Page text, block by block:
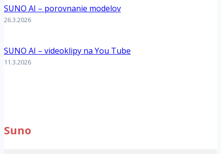
SUNO AI – porovnanie modelov
26.3.2026
SUNO AI – videoklipy na You Tube
11.3.2026
Suno